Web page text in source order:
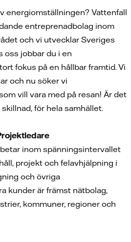
energiomställningen? Vattenfall
entreprenadbolag inom
och vi utvecklar Sveriges
oss jobbar du i en
fokus på en hållbar framtid. Vi
och nu söker vi
vill vara med på resan! Är det
för hela samhället.
inom spänningsintervallet
projekt och felavhjälpning i
och övriga
kunder är främst nätbolag,
kommuner, regioner och